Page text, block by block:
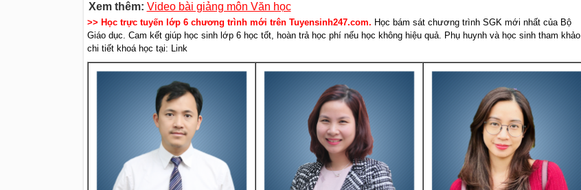
Xem thêm: Video bài giảng môn Văn học
>> Học trực tuyến lớp 6 chương trình mới trên Tuyensinh247.com. Học bám sát chương trình SGK mới nhất của Bộ
Giáo dục. Cam kết giúp học sinh lớp 6 học tốt, hoàn trả học phí nếu học không hiệu quả. Phụ huynh và học sinh tham khảo
chi tiết khoá học tại: Link